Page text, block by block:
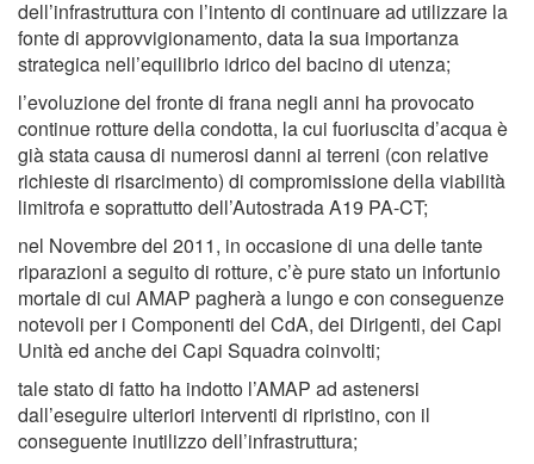
dell’infrastruttura con l’intento di continuare ad utilizzare la
fonte di approvvigionamento, data la sua importanza
strategica nell’equilibrio idrico del bacino di utenza;
l’evoluzione del fronte di frana negli anni ha provocato
continue rotture della condotta, la cui fuoriuscita d’acqua è
già stata causa di numerosi danni ai terreni (con relative
richieste di risarcimento) di compromissione della viabilità
limitrofa e soprattutto dell’Autostrada A19 PA-CT;
nel Novembre del 2011, in occasione di una delle tante
riparazioni a seguito di rotture, c’è pure stato un infortunio
mortale di cui AMAP pagherà a lungo e con conseguenze
notevoli per i Componenti del CdA, dei Dirigenti, dei Capi
Unità ed anche dei Capi Squadra coinvolti;
tale stato di fatto ha indotto l’AMAP ad astenersi
dall’eseguire ulteriori interventi di ripristino, con il
conseguente inutilizzo dell’infrastruttura;